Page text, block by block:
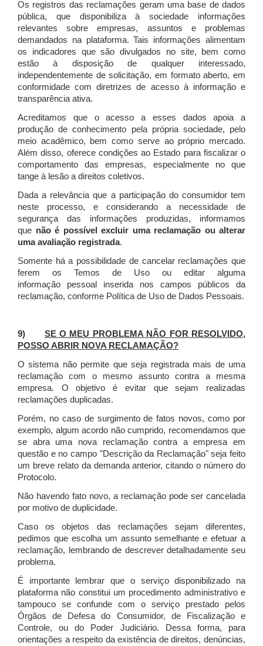
Os registros das reclamações geram uma base de dados
pública, que disponibiliza à sociedade informações
relevantes sobre empresas, assuntos e problemas
demandados na plataforma. Tais informações alimentam
os indicadores que são divulgados no site, bem como
estão à disposição de qualquer interessado,
independentemente de solicitação, em formato aberto, em
conformidade com diretrizes de acesso à informação e
transparência ativa.
Acreditamos que o acesso a esses dados apoia a
produção de conhecimento pela própria sociedade, pelo
meio acadêmico, bem como serve ao próprio mercado.
Além disso, oferece condições ao Estado para fiscalizar o
comportamento das empresas, especialmente no que
tange à lesão a direitos coletivos.
Dada a relevância que a participação do consumidor tem
neste processo, e considerando a necessidade de
segurança das informações produzidas, informamos
que não é possível excluir uma reclamação ou alterar
uma avaliação registrada.
Somente há a possibilidade de cancelar reclamações que
ferem os Temos de Uso ou editar alguma
informação pessoal inserida nos campos públicos da
reclamação, conforme Política de Uso de Dados Pessoais.
9) SE O MEU PROBLEMA NÃO FOR RESOLVIDO,
POSSO ABRIR NOVA RECLAMAÇÃO?
O sistema não permite que seja registrada mais de uma
reclamação com o mesmo assunto contra a mesma
empresa. O objetivo é evitar que sejam realizadas
reclamações duplicadas.
Porém, no caso de surgimento de fatos novos, como por
exemplo, algum acordo não cumprido, recomendamos que
se abra uma nova reclamação contra a empresa em
questão e no campo "Descrição da Reclamação" seja feito
um breve relato da demanda anterior, citando o número do
Protocolo.
Não havendo fato novo, a reclamação pode ser cancelada
por motivo de duplicidade.
Caso os objetos das reclamações sejam diferentes,
pedimos que escolha um assunto semelhante e efetuar a
reclamação, lembrando de descrever detalhadamente seu
problema.
É importante lembrar que o serviço disponibilizado na
plataforma não constitui um procedimento administrativo e
tampouco se confunde com o serviço prestado pelos
Órgãos de Defesa do Consumidor, de Fiscalização e
Controle, ou do Poder Judiciário. Dessa forma, para
orientações a respeito da existência de direitos, denúncias,